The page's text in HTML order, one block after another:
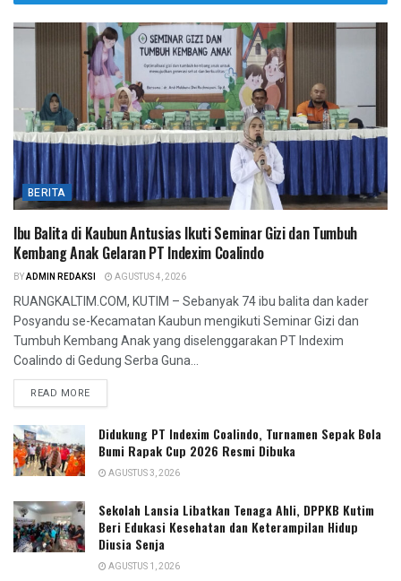
BERITA
Ibu Balita di Kaubun Antusias Ikuti Seminar Gizi dan Tumbuh
Kembang Anak Gelaran PT Indexim Coalindo
BYADMIN REDAKSI AGUSTUS 4, 2026
RUANGKALTIM.COM, KUTIM – Sebanyak 74 ibu balita dan kader
Posyandu se-Kecamatan Kaubun mengikuti Seminar Gizi dan
Tumbuh Kembang Anak yang diselenggarakan PT Indexim
Coalindo di Gedung Serba Guna...
READ MORE
Didukung PT Indexim Coalindo, Turnamen Sepak Bola
Bumi Rapak Cup 2026 Resmi Dibuka
AGUSTUS 3, 2026
Sekolah Lansia Libatkan Tenaga Ahli, DPPKB Kutim
Beri Edukasi Kesehatan dan Keterampilan Hidup
Diusia Senja
AGUSTUS 1, 2026